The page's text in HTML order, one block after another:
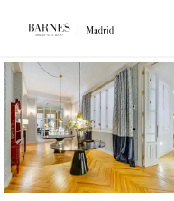
LOUÉ PAR BARNES